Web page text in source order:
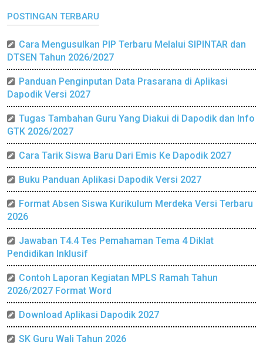
POSTINGAN TERBARU
Cara Mengusulkan PIP Terbaru Melalui SIPINTAR dan
DTSEN Tahun 2026/2027
Panduan Penginputan Data Prasarana di Aplikasi
Dapodik Versi 2027
Tugas Tambahan Guru Yang Diakui di Dapodik dan Info
GTK 2026/2027
Cara Tarik Siswa Baru Dari Emis Ke Dapodik 2027
Buku Panduan Aplikasi Dapodik Versi 2027
Format Absen Siswa Kurikulum Merdeka Versi Terbaru
2026
Jawaban T4.4 Tes Pemahaman Tema 4 Diklat
Pendidikan Inklusif
Contoh Laporan Kegiatan MPLS Ramah Tahun
2026/2027 Format Word
Download Aplikasi Dapodik 2027
SK Guru Wali Tahun 2026